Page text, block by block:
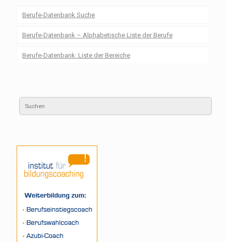
Berufe-Datenbank Suche
Berufe-Datenbank – Alphabetische Liste der Berufe
Berufe-Datenbank: Liste der Bereiche